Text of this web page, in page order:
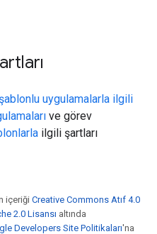
uygulamalarla ilgili
ve görev
ilgili şartları
içeriği Creative Commons Atıf 4.0
2.0 Lisansı altında
Developers Site Politikaları'na